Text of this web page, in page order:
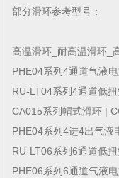
部分滑环参考型号：
高温滑环_耐高温滑环_
PHE04系列4通道气液
RU-LT04系列4通道低
CA015系列帽式滑环 |
PHE04系列4进4出气液
RU-LT06系列6通道低
PHE06系列6通道气液